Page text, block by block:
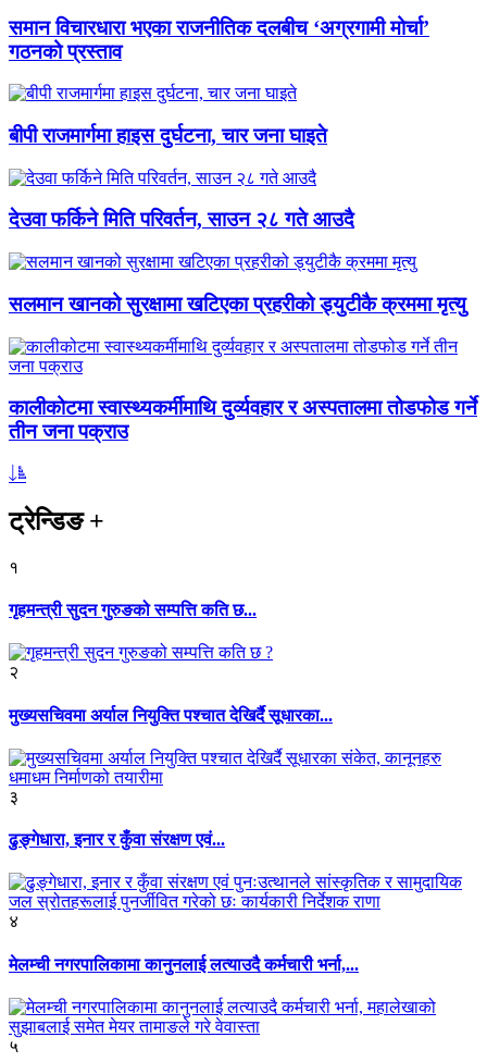
समान विचारधारा भएका राजनीतिक दलबीच ‘अग्रगामी मोर्चा’
गठनको प्रस्ताव
बीपी राजमार्गमा हाइस दुर्घटना, चार जना घाइते
देउवा फर्किने मिति परिवर्तन, साउन २८ गते आउदै
सलमान खानको सुरक्षामा खटिएका प्रहरीको ड्युटीकै क्रममा मृत्यु
कालीकोटमा स्वास्थ्यकर्मीमाथि दुर्व्यवहार र अस्पतालमा तोडफोड गर्ने
तीन जना पक्राउ
ट्रेन्डिङ+
१
गृहमन्त्री सुदन गुरुङको सम्पत्ति कति छ...
२
मुख्यसचिवमा अर्याल नियुक्ति पश्चात देखिर्दै सूधारका...
३
ढुङ्गेधारा, इनार र कुँवा संरक्षण एवं...
४
मेलम्ची नगरपालिकामा कानुनलाई लत्याउदै कर्मचारी भर्ना,...
५